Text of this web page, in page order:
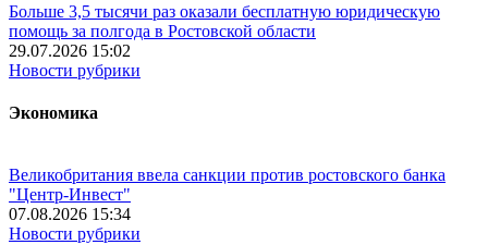
Больше 3,5 тысячи раз оказали бесплатную юридическую
помощь за полгода в Ростовской области
29.07.2026 15:02
Новости рубрики
Экономика
Великобритания ввела санкции против ростовского банка
"Центр-Инвест"
07.08.2026 15:34
Новости рубрики